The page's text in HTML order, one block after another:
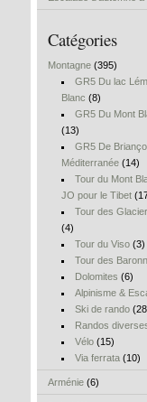
Catégories
Montagne (395)
GR5 Du lac
Blanc (8)
GR5 Du Mont
(13)
GR5 De
Méditerranée (14)
Tour du Mont
JO pour le Tibet
Tour des
(4)
Tour du Viso(3)
Tour des
Dolomites (6)
Alpinisme &
Ski de rando
Randos
Vélo(15)
Via ferrata(10)
Arménie (6)